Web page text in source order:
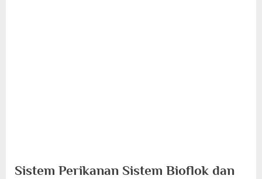
Sistem Perikanan Sistem Bioflok dan